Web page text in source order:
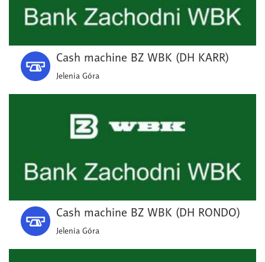
Cash machine BZ WBK (DH KARR)
Jelenia Góra
Cash machine BZ WBK (DH RONDO)
Jelenia Góra